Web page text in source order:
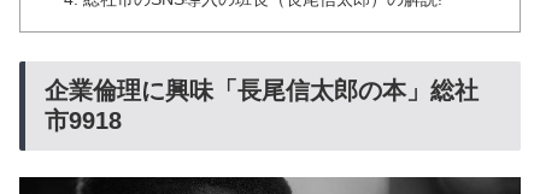
企業倫理に興味「長尾信太郎の本」総社
市9918